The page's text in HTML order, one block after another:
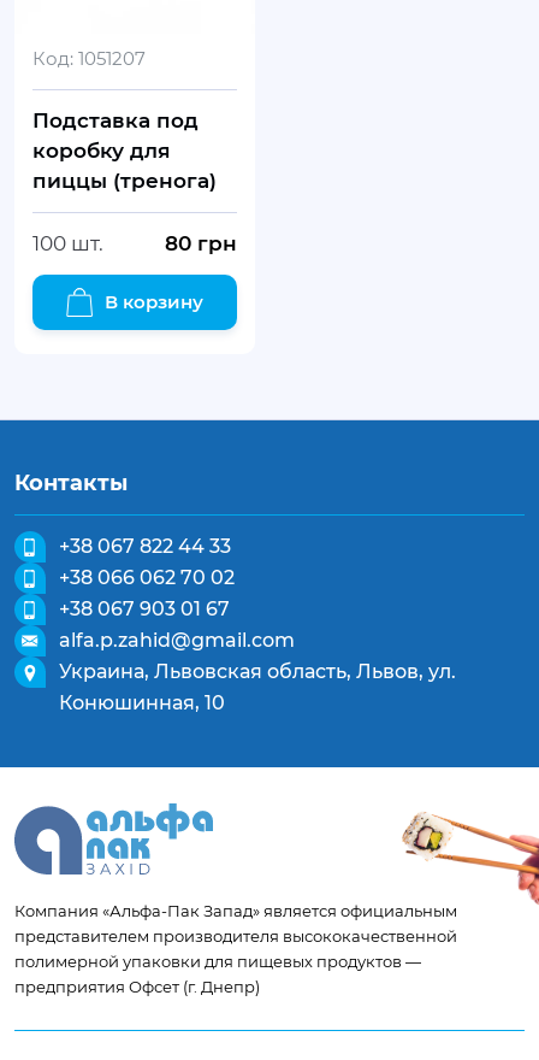
Код: 1051207
Подставка под
коробку для
пиццы (тренога)
100 шт. 80 грн
В корзину
Контакты
+38 067 822 44 33
+38 066 062 70 02
+38 067 903 01 67
alfa.p.zahid@gmail.com
Украина, Львовская область, Львов, ул.
Конюшинная, 10
Компания «Альфа-Пак Запад» является официальным
представителем производителя высококачественной
полимерной упаковки для пищевых продуктов —
предприятия Офсет (г. Днепр)